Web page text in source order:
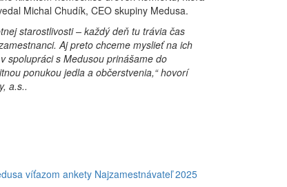
Michal Chudík, CEO skupiny Medusa.
starostlivosti – každý deň tu trávia čas
Aj preto chceme myslieť na ich
spolupráci s Medusou prinášame do
ponukou jedla a občerstvenia,“ hovorí
a.s..
víťazom ankety Najzamestnávateľ 2025